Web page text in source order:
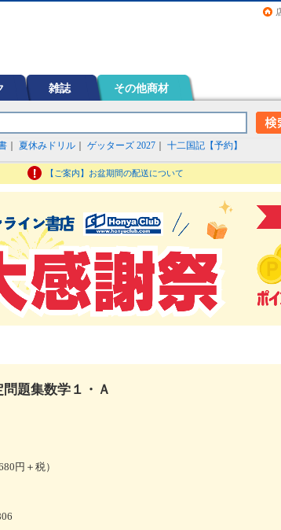
雑誌 その他商材
夏休みドリル ゲッターズ 2027 十二国記【予約】
【ご案内】お盆期間の配送について
題集数学１・Ａ
円＋税）